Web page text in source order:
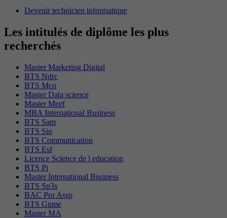
Devenir technicien informatique
Les intitulés de diplôme les plus
recherchés
Master Marketing Digital
BTS Ndrc
BTS Mco
Master Data science
Master Meef
MBA International Business
BTS Sam
BTS Sio
BTS Communication
BTS Esf
Licence Science de l education
BTS Pi
Master International Business
BTS Sp3s
BAC Pro Assp
BTS Gpme
Master MA